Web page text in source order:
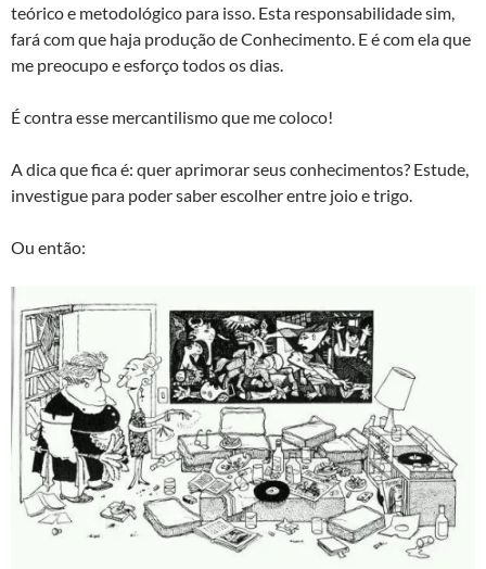
teórico e metodológico para isso. Esta responsabilidade sim,
fará com que haja produção de Conhecimento. E é com ela que
me preocupo e esforço todos os dias.
É contra esse mercantilismo que me coloco!
A dica que fica é: quer aprimorar seus conhecimentos? Estude,
investigue para poder saber escolher entre joio e trigo.
Ou então: